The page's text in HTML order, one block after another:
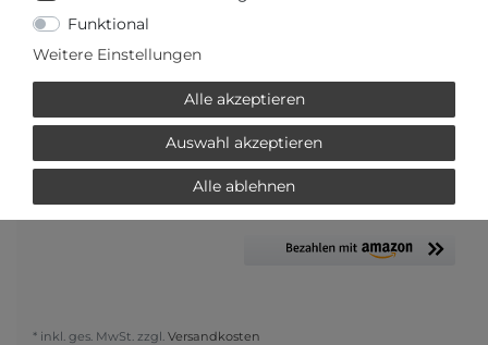
Frage zum Artikel
IN DEN WARENKORB
* inkl. ges. MwSt. zzgl. Versandkosten
Funktional
Weitere Einstellungen
Alle akzeptieren
Auswahl akzeptieren
Alle ablehnen